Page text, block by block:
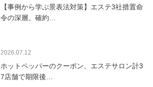
【事例から学ぶ景表法対策】エステ3社措置命
令の深層。確約…
2026.07.12
ホットペッパーのクーポン、エステサロン計3
7店舗で期限後…